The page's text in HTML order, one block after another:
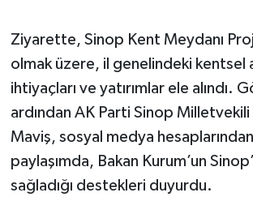
Ziyarette, Sinop Kent Meydanı
olmak üzere, il genelindeki kentsel
ihtiyaçları ve yatırımlar ele alındı.
ardından AK Parti Sinop Milletvekili
Maviş, sosyal medya hesaplarından
paylaşımda, Bakan Kurum’un
sağladığı destekleri duyurdu.